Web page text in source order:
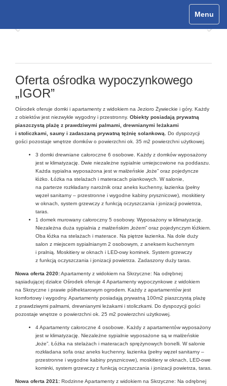
Menu
Toggle
Previous
Oferta ośrodka wypoczynkowego
„IGOR”
Ośrodek oferuje domki i apartamenty z widokiem na Jezioro Żywieckie i góry. Każdy
z obiektów jest niezwykle wygodny i przestronny. Obiekty posiadają prywatną
piaszczystą plażę z prawdziwymi palmami, drewnianymi leżakami
i stoliczkami, sauny i zadaszaną prywatną tężnię solankową.
Do dyspozycji
gości pozostaje wnętrze domków o powierzchni ok. 35 m2 powierzchni użytkowej.
3 domki drewniane całoroczne 6 osobowe. Każdy z domków wyposażony
jest w klimatyzację. Dwie niezależne sypialnie umiejscowione na poddaszu.
Każda sypialna wyposażona jest w małżeńskie „łoże” oraz pojedyncze
łóżko. Łóżka na stelażach i materacach piankowych. W salonie,
na parterze rozkładany narożnik oraz aneks kuchenny, łazienka (pełny
węzeł sanitarny – przestronne i wygodne kabiny prysznicowe), moskitiery
w oknach, system grzewczy z funkcją oczyszczania i jonizacji powietrza,
taras.
1 domek murowany całoroczny 5 osobowy. Wyposażony w klimatyzację.
Niezależna duża sypialnia z małżeńskim „łożem” oraz pojedynczym łóżkiem.
Oba łóżka na stelażach i materace. Na piętrze łazienka. Na dole duży
salon z miejscem sypialnianym 2 osobowym, z aneksem kuchennym
i pralnią. Moskitiery w oknach i LED-owy kominek. System grzewczy
z funkcją oczyszczania i jonizacji powietrza. Zadaszony duży taras.
Nowa oferta 2020:Apartamenty z widokiem na Skrzyczne: Na odrębnej
sąsiadującej działce Ośrodek oferuje 4 Apartamenty wypoczynkowe z widokiem
na Skrzyczne i prawie półhektarowym ogrodem. Każdy z apartamentów jest
komfortowy i wygodny. Apartamenty posiadają prywatną 100m2 piaszczystą plażę
z prawdziwymi palmami, drewnianymi leżakami i stoliczkami. Do dyspozycji gości
pozostaje wnętrze o powierzchni ok. 25 m2 powierzchni użytkowej.
4 Apartamenty całoroczne 4 osobowe. Każdy z apartamentów wyposażony
jest w klimatyzację. Niezależne sypialnie wyposażone są w małżeńskie
„łoże”. Łóżka na stelażach i materacach sprężynowych bonelli. W salonie
rozkładana sofa oraz aneks kuchenny, łazienka (pełny węzeł sanitarny –
przestronne i wygodne kabiny prysznicowe), moskitiery w oknach, LED-owe
kominki, system grzewczy z funkcją oczyszczania i jonizacji powietrza, taras.
Nowa oferta 2021: Rodzinne Apartamenty z widokiem na Skrzyczne: Na odrębnej